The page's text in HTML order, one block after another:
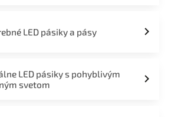
LED pásiky a pásy
LED pásiky s pohyblivým
svetom